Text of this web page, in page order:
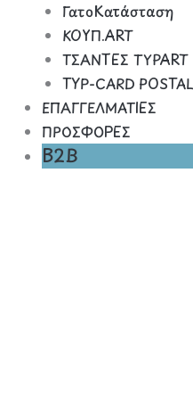
ΓατοΚατάσταση
ΚΟΥΠ.ART
ΤΣΑΝΤΕΣ TYPART
TYP-CARD POSTAL
ΕΠΑΓΓΕΛΜΑΤΙΕΣ
ΠΡΟΣΦΟΡΕΣ
B2B